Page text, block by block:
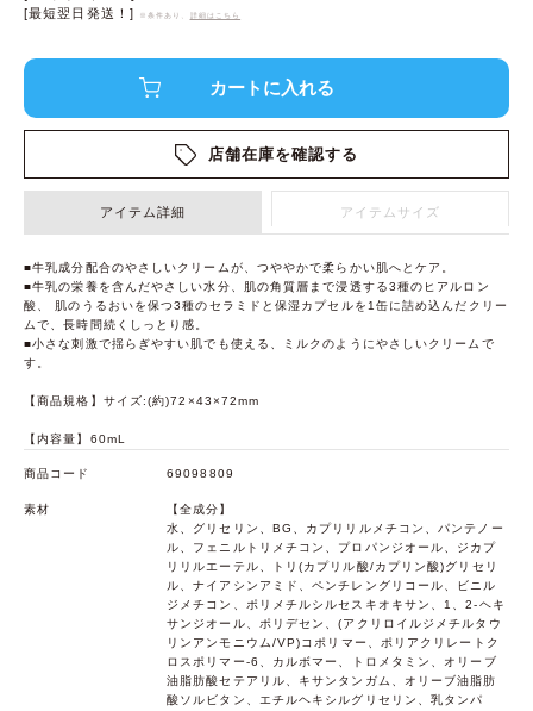
[最短翌日発送！]
※条件あり、 詳細はこちら
店舗在庫を確認する
アイテム詳細 アイテムサイズ
■牛乳成分配合のやさしいクリームが、つややかで柔らかい肌へとケア。
■牛乳の栄養を含んだやさしい水分、肌の角質層まで浸透する3種のヒアルロン
酸、 肌のうるおいを保つ3種のセラミドと保湿カプセルを1缶に詰め込んだクリー
ムで、長時間続くしっとり感。
■小さな刺激で揺らぎやすい肌でも使える、ミルクのようにやさしいクリームで
す。
【商品規格】サイズ:(約)72×43×72mm
【内容量】60mL
商品コード 69098809
素材
【全成分】
水、グリセリン、BG、カプリリルメチコン、パンテノー
ル、フェニルトリメチコン、プロパンジオール、ジカプ
リリルエーテル、トリ(カプリル酸/カプリン酸)グリセリ
ル、ナイアシンアミド、ペンチレングリコール、ビニル
ジメチコン、ポリメチルシルセスキオキサン、1、2-ヘキ
サンジオール、ポリデセン、(アクリロイルジメチルタウ
リンアンモニウム/VP)コポリマー、ポリアクリレートク
ロスポリマー-6、カルボマー、トロメタミン、オリーブ
油脂肪酸セテアリル、キサンタンガム、オリーブ油脂肪
酸ソルビタン、エチルヘキシルグリセリン、乳タンパ